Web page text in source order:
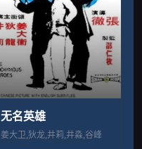
无名英雄
姜大卫,狄龙,井莉,井淼,谷峰